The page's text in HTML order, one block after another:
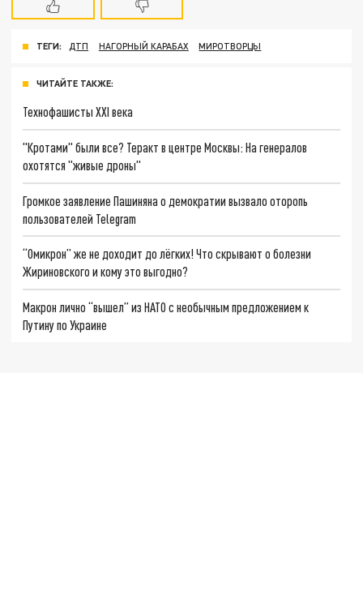
ТЕГИ: ДТП НАГОРНЫЙ КАРАБАХ МИРОТВОРЦЫ
ЧИТАЙТЕ ТАКЖЕ:
Технофашисты XXI века
"Кротами" были все? Теракт в центре Москвы: На генералов
охотятся "живые дроны"
Громкое заявление Пашиняна о демократии вызвало оторопь
пользователей Telegram
“Омикрон” же не доходит до лёгких! Что скрывают о болезни
Жириновского и кому это выгодно?
Макрон лично “вышел” из НАТО с необычным предложением к
Путину по Украине